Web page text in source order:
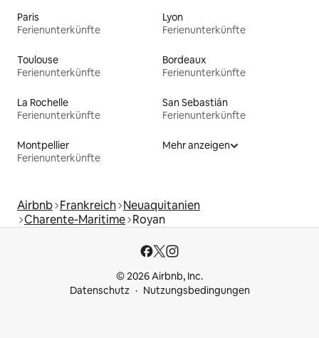
Paris
Ferienunterkünfte
Lyon
Ferienunterkünfte
Toulouse
Ferienunterkünfte
Bordeaux
Ferienunterkünfte
La Rochelle
Ferienunterkünfte
San Sebastián
Ferienunterkünfte
Montpellier
Ferienunterkünfte
Mehr anzeigen
Airbnb Frankreich Neuaquitanien
Charente-Maritime Royan
© 2026 Airbnb, Inc.
Datenschutz
Nutzungsbedingungen